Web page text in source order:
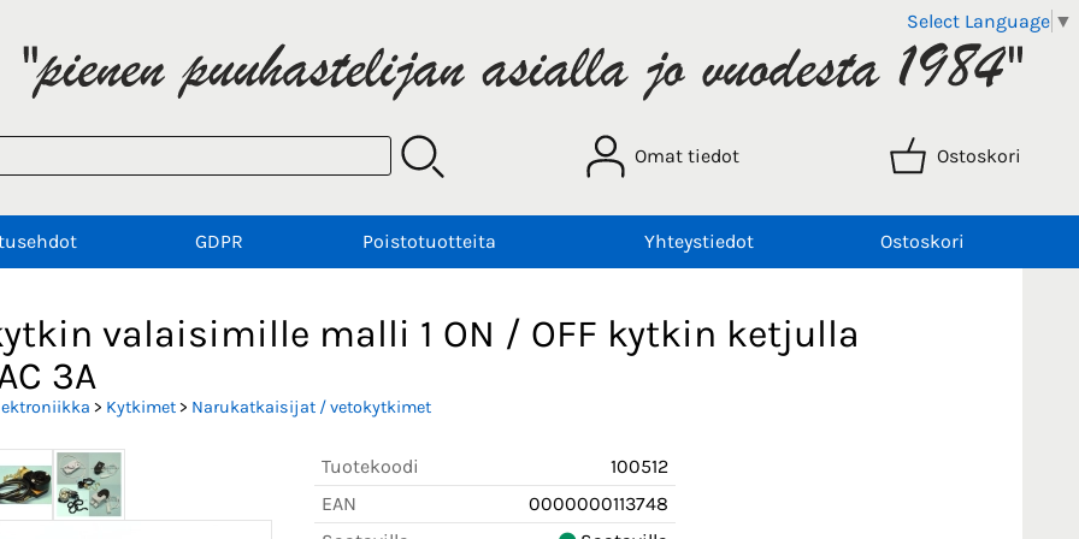
Select Language ▼
Omat tiedot Ostoskori
GDPR Poistotuotteita Yhteystiedot Ostoskori
valaisimille malli 1 ON / OFF kytkin ketjulla
3A
> Kytkimet> Narukatkaisijat / vetokytkimet
Tuotekoodi
100512
EAN
0000000113748